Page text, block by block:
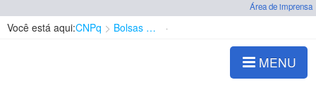
Área de imprensa
Você está aqui:CNPq Bolsas e Auxílios Vigentes
MENU